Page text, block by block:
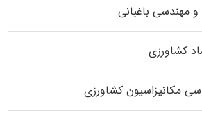
مهندسی باغبانی
کشاورزی
مکانیزاسیون کشاورزی